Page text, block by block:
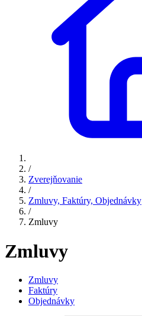
/
Zverejňovanie
/
Zmluvy, Faktúry, Objednávky
/
Zmluvy
Zmluvy
Zmluvy
Faktúry
Objednávky